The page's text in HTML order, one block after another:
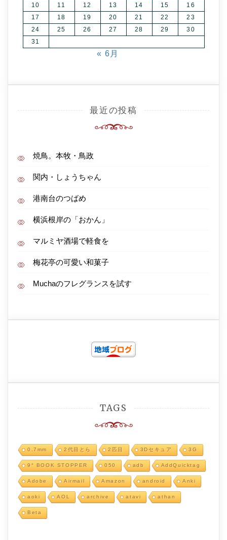
10
11 12 13 14 15
16
17
18 19 20 21 22
23
24
25 26 27 28 29
30
31
« 6月
最近の投稿
焼鳥。本牧・鳥政
関内・しょうちゃん
港南台のつばめ
横浜根岸の「おかん」
マルミヤ酒場で軽食を
梅花亭の可愛い和菓子
Muchaのフレグランスを試す
TAGS
0.7mm 2代目とら 2匹目 3Dセキュア 3G
9° BOOK STOPPER 050 adb AddQuicktag
Adobe Airmail Amazon android Anki
aoki AOL archive atavi athan
Beta